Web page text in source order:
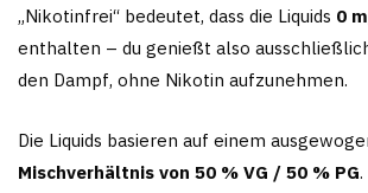
„Nikotinfrei“ bedeutet, dass die Liquids 0
enthalten – du genießt also
den Dampf, ohne Nikotin aufzunehmen.
Die Liquids basieren auf einem
Mischverhältnis von 50 % VG / 50 % PG